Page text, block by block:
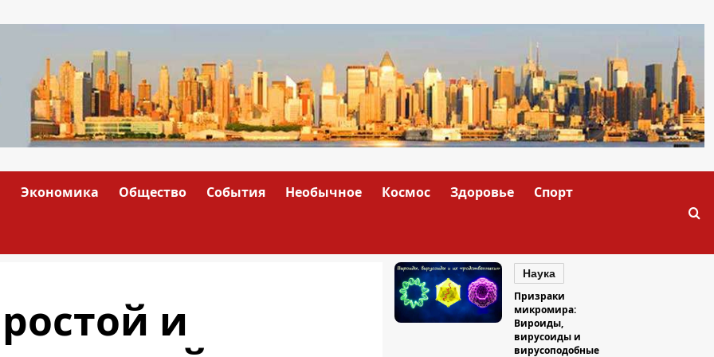
Экономика Общество События Необычное Космос Здоровье Спорт
и
Наука
Призраки
микромира:
Вироиды,
вирусоиды и
вирусоподобные